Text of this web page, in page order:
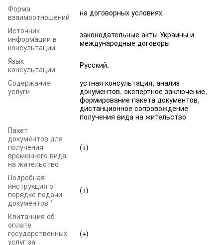
Форма
взаимоотношений
на договорных условиях
Источник
информации в
консультации
законодательные акты Украины и
международные договоры
Язык
консультации
Русский.
Содержание
услуги
устная консультация, анализ
документов, экспертное заключение,
формирование пакета документов,
дистанционное сопровождение
получения вида на жительство
Пакет
документов для
получения
временного вида
на жительство
(+)
Подробная
инструкция о
порядке подачи
документов *
(+)
Квитанция об
оплате
государственных
услуг за
(+)